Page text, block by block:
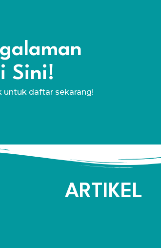
Sini!
untuk daftar sekarang!
ARTIKEL